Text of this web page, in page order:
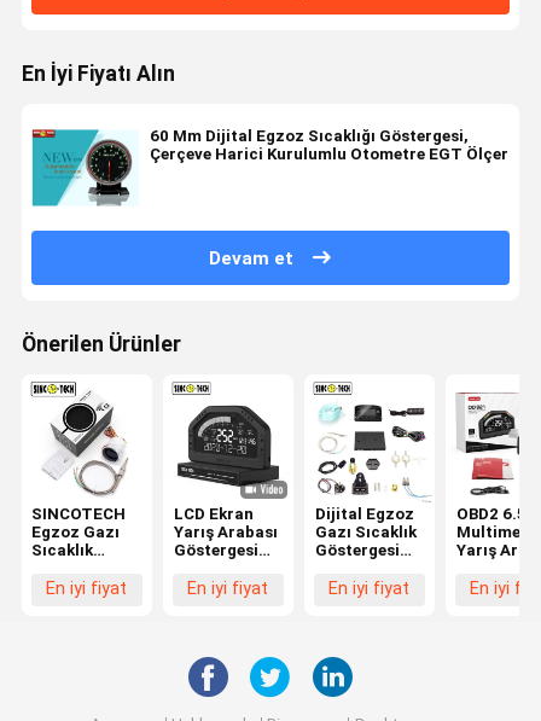
En İyi Fiyatı Alın
60 Mm Dijital Egzoz Sıcaklığı Göstergesi,
Çerçeve Harici Kurulumlu Otometre EGT Ölçer
Devam et
Önerilen Ürünler
SINCOTECH
Egzoz Gazı
Sıcaklık
6149T
En iyi fiyat
LCD Ekran
Yarış Arabası
Göstergesi
Do922 Egzoz
En iyi fiyat
Dijital Egzoz
Gazı Sıcaklık
Göstergesi
OLED Ekran
En iyi fiyat
OBD2 6.5
Yarış
Do921
En iyi